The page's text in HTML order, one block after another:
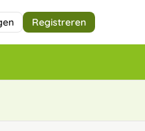
Registreren